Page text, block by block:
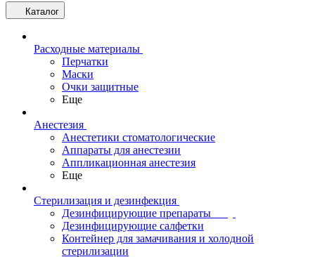
Каталог
Расходные материалы
Перчатки
Маски
Очки защитные
Еще
Анестезия
Анестетики стоматологические
Аппараты для анестезии
Аппликационная анестезия
Еще
Стерилизация и дезинфекция
Дезинфицирующие препараты
Дезинфицирующие салфетки
Контейнер для замачивания и холодной
стерилизации